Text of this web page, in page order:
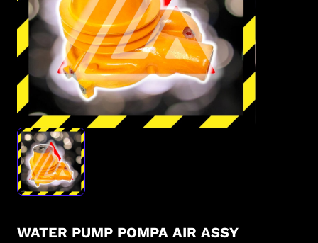
Dengan melanjutkan, kamu telah membaca dan setuju
denganKetentuan Layanandan Kebijakan Privasikami.
WATER PUMP POMPA AIR ASSY